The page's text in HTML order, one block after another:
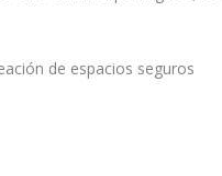
de espacios seguros